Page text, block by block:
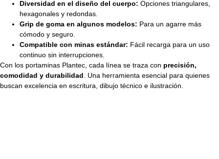
Diversidad en el diseño del cuerpo: Opciones triangulares,
hexagonales y redondas.
Grip de goma en algunos modelos: Para un agarre más
cómodo y seguro.
Compatible con minas estándar: Fácil recarga para un uso
continuo sin interrupciones.
Con los portaminas Plantec, cada línea se traza con precisión,
comodidad y durabilidad . Una herramienta esencial para quienes
buscan excelencia en escritura, dibujo técnico e ilustración.